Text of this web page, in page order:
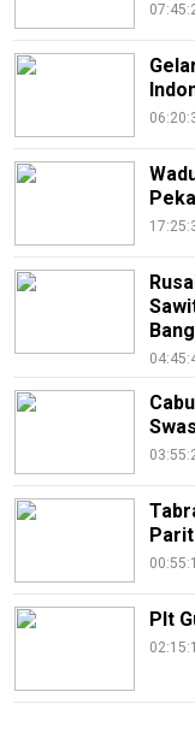
Parit
Plt